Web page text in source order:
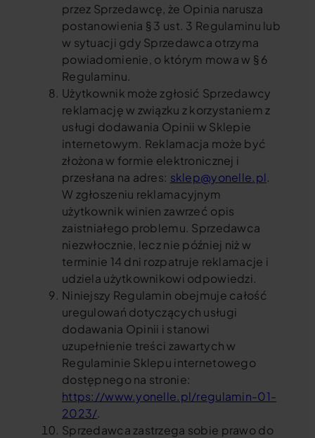
przez Sprzedawcę, że Opinia narusza
postanowienia § 3 ust. 3 Regulaminu lub
w sytuacji gdy Sprzedawca otrzyma
powiadomienie, o którym mowa w § 6
Regulaminu.
Użytkownik może zgłosić Sprzedawcy
reklamację w związku z korzystaniem z
usługi dodawania Opinii w Sklepie
internetowym. Reklamacja może być
złożona w formie elektronicznej i
przesłana na adres: sklep@yonelle.pl.
W zgłoszeniu reklamacyjnym
użytkownik winien zawrzeć opis
zaistniałego problemu. Sprzedawca
niezwłocznie, lecz nie później niż w
terminie 14 dni rozpatruje reklamacje i
udziela użytkownikowi odpowiedzi.
Niniejszy Regulamin obejmuje całość
uregulowań dotyczących usługi
dodawania Opinii i stanowi
uzupełnienie treści zawartych w
Regulaminie Sklepu internetowego
dostępnego na stronie:
https://www.yonelle.pl/regulamin-01-
2023/.
Sprzedawca zastrzega sobie prawo do